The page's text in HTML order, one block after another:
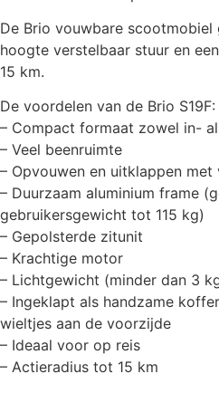
De Brio vouwbare
hoogte verstelbaar stuur en
15 km.
De voordelen van de Brio S19F:
– Compact formaat zowel in-
– Veel beenruimte
– Opvouwen en uitklappen met
– Duurzaam aluminium frame
gebruikersgewicht tot 115 kg)
– Gepolsterde zitunit
– Krachtige motor
– Lichtgewicht (minder dan 3
– Ingeklapt als handzame
wieltjes aan de voorzijde
– Ideaal voor op reis
– Actieradius tot 15 km